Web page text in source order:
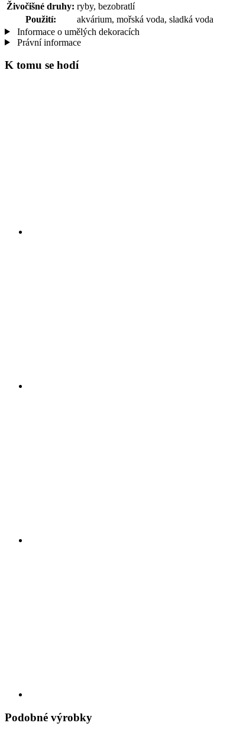
Živočišné druhy: ryby, bezobratlí
Použití:
akvárium, mořská voda, sladká voda
Informace o umělých dekoracích
Právní informace
K tomu se hodí
Podobné výrobky